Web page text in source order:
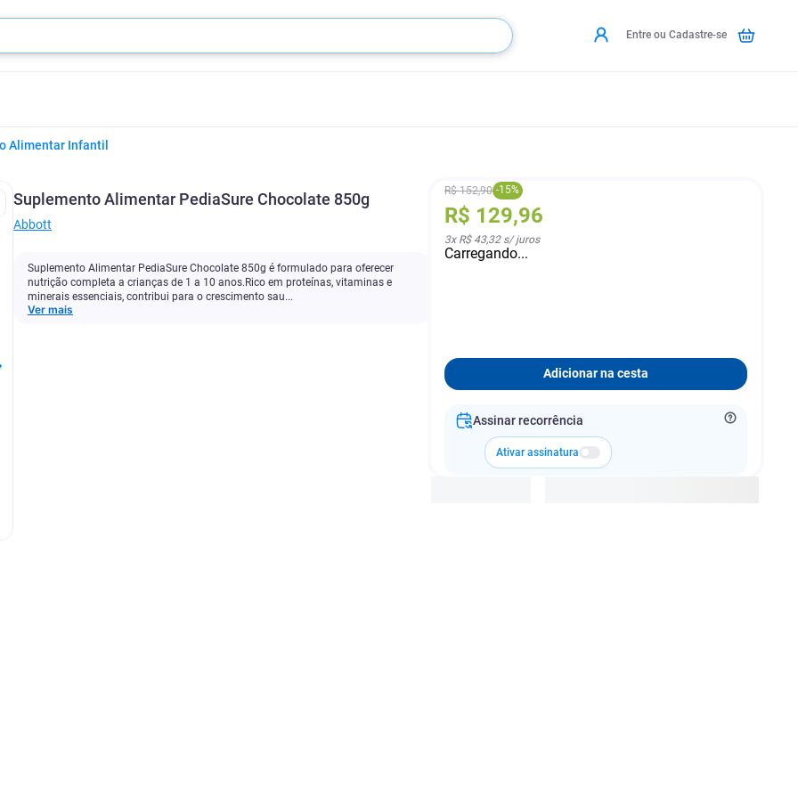
Entre ou Cadastre-se
Alimentar Infantil
Suplemento Alimentar PediaSure Chocolate 850g
Abbott
Suplemento Alimentar PediaSure Chocolate 850g é formulado para oferecer
nutrição completa a crianças de 1 a 10 anos.Rico em proteínas, vitaminas e
minerais essenciais, contribui para o crescimento sau...
Ver mais
R$ 152,90 -15%
R$ 129,96
3x R$ 43,32s/ juros
Carregando...
Adicionar na cesta
Assinar recorrência
Ativar assinatura